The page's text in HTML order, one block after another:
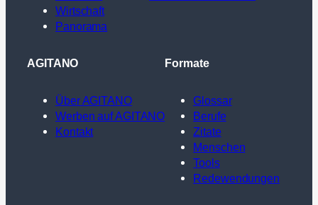
Wirtschaft
Panorama
AGITANO
Über AGITANO
Werben auf AGITANO
Kontakt
Formate
Glossar
Berufe
Zitate
Menschen
Tools
Redewendungen